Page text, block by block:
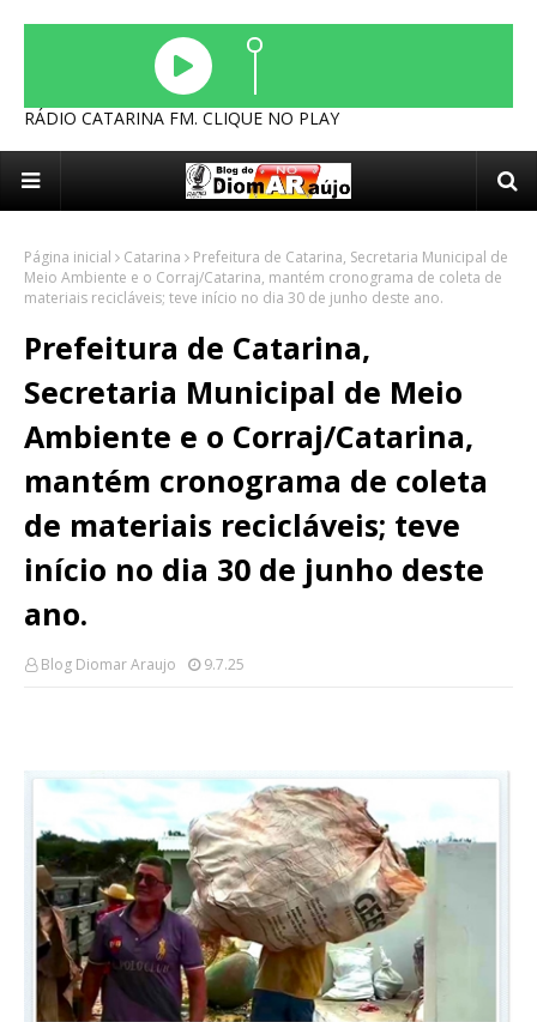
RÁDIO CATARINA FM. CLIQUE NO PLAY
Página inicial Catarina
Prefeitura de Catarina, Secretaria Municipal de
Meio Ambiente e o Corraj/Catarina, mantém cronograma de coleta de
materiais recicláveis; teve início no dia 30 de junho deste ano.
Prefeitura de Catarina,
Secretaria Municipal de Meio
Ambiente e o Corraj/Catarina,
mantém cronograma de coleta
de materiais recicláveis; teve
início no dia 30 de junho deste
ano.
Blog Diomar Araujo 9.7.25